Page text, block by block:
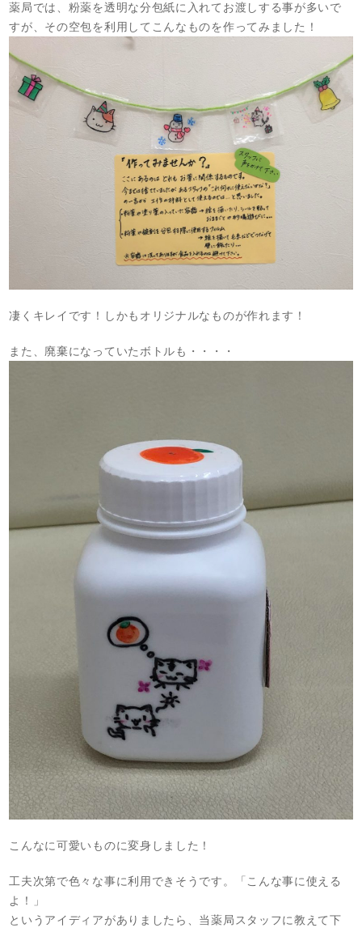
薬局では、粉薬を透明な分包紙に入れてお渡しする事が多いで
すが、その空包を利用してこんなものを作ってみました！
凄くキレイです！しかもオリジナルなものが作れます！
また、廃棄になっていたボトルも・・・・
こんなに可愛いものに変身しました！
工夫次第で色々な事に利用できそうです。「こんな事に使える
よ！」
というアイディアがありましたら、当薬局スタッフに教えて下